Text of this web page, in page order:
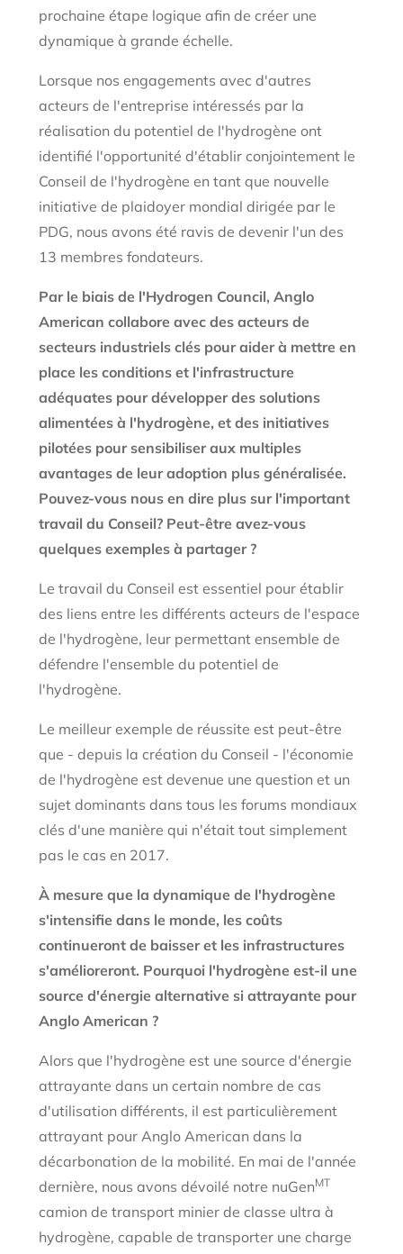
prochaine étape logique afin de créer une
dynamique à grande échelle.
Lorsque nos engagements avec d'autres
acteurs de l'entreprise intéressés par la
réalisation du potentiel de l'hydrogène ont
identifié l'opportunité d'établir conjointement le
Conseil de l'hydrogène en tant que nouvelle
initiative de plaidoyer mondial dirigée par le
PDG, nous avons été ravis de devenir l'un des
13 membres fondateurs.
Par le biais de l'Hydrogen Council, Anglo
American collabore avec des acteurs de
secteurs industriels clés pour aider à mettre en
place les conditions et l'infrastructure
adéquates pour développer des solutions
alimentées à l'hydrogène, et des initiatives
pilotées pour sensibiliser aux multiples
avantages de leur adoption plus généralisée.
Pouvez-vous nous en dire plus sur l'important
travail du Conseil? Peut-être avez-vous
quelques exemples à partager ?
Le travail du Conseil est essentiel pour établir
des liens entre les différents acteurs de l'espace
de l'hydrogène, leur permettant ensemble de
défendre l'ensemble du potentiel de
l'hydrogène.
Le meilleur exemple de réussite est peut-être
que - depuis la création du Conseil - l'économie
de l'hydrogène est devenue une question et un
sujet dominants dans tous les forums mondiaux
clés d'une manière qui n'était tout simplement
pas le cas en 2017.
À mesure que la dynamique de l'hydrogène
s'intensifie dans le monde, les coûts
continueront de baisser et les infrastructures
s'amélioreront. Pourquoi l'hydrogène est-il une
source d'énergie alternative si attrayante pour
Anglo American ?
Alors que l'hydrogène est une source d'énergie
attrayante dans un certain nombre de cas
d'utilisation différents, il est particulièrement
attrayant pour Anglo American dans la
décarbonation de la mobilité. En mai de l'année
dernière, nous avons dévoilé notre nuGenMT
camion de transport minier de classe ultra à
hydrogène, capable de transporter une charge